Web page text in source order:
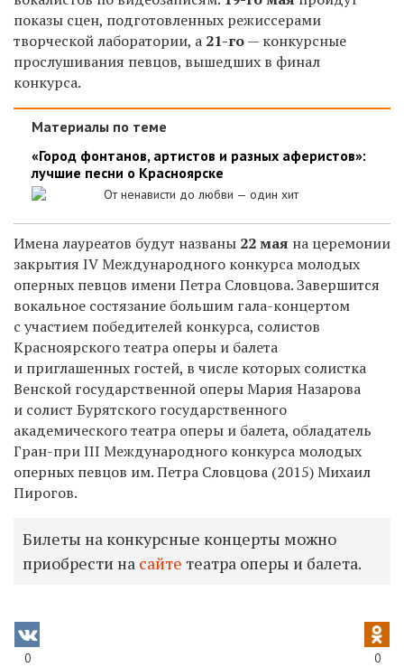
показы сцен, подготовленных режиссерами
творческой лаборатории, а 21-го— конкурсные
прослушивания певцов, вышедших в финал
конкурса.
Материалы по теме
«Город фонтанов, артистов и разных аферистов»:
лучшие песни о Красноярске
От ненависти до любви — один хит
Имена лауреатов будут названы 22 мая на церемонии
закрытия IV Международного конкурса молодых
оперных певцов имени Петра Словцова. Завершится
вокальное состязание большим гала-концертом
с участием победителей конкурса, солистов
Красноярского театра оперы и балета
и приглашенных гостей, в числе которых солистка
Венской государственной оперы Мария Назарова
и солист Бурятского государственного
академического театра оперы и балета, обладатель
Гран-приIII Международного конкурса молодых
оперных певцов им. Петра Словцова (2015) Михаил
Пирогов.
Билеты на конкурсные концерты можно
приобрести на сайте театра оперы и балета.
0 0